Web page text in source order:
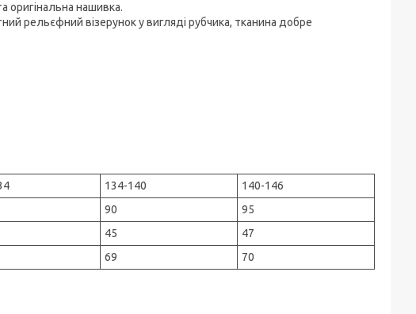
оригінальна нашивка.
рельєфний візерунок у вигляді рубчика, тканина добре
134-140
140-146
90
95
45
47
69 70